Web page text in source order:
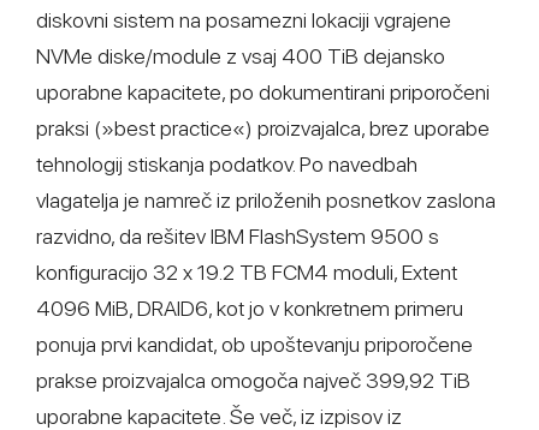
diskovni sistem na posamezni lokaciji vgrajene
NVMe diske/module z vsaj 400 TiB dejansko
uporabne kapacitete, po dokumentirani priporočeni
praksi (»best practice«) proizvajalca, brez uporabe
tehnologij stiskanja podatkov. Po navedbah
vlagatelja je namreč iz priloženih posnetkov zaslona
razvidno, da rešitev IBM FlashSystem 9500 s
konfiguracijo 32 x 19.2 TB FCM4 moduli, Extent
4096 MiB, DRAID6, kot jo v konkretnem primeru
ponuja prvi kandidat, ob upoštevanju priporočene
prakse proizvajalca omogoča največ 399,92 TiB
uporabne kapacitete. Še več, iz izpisov iz